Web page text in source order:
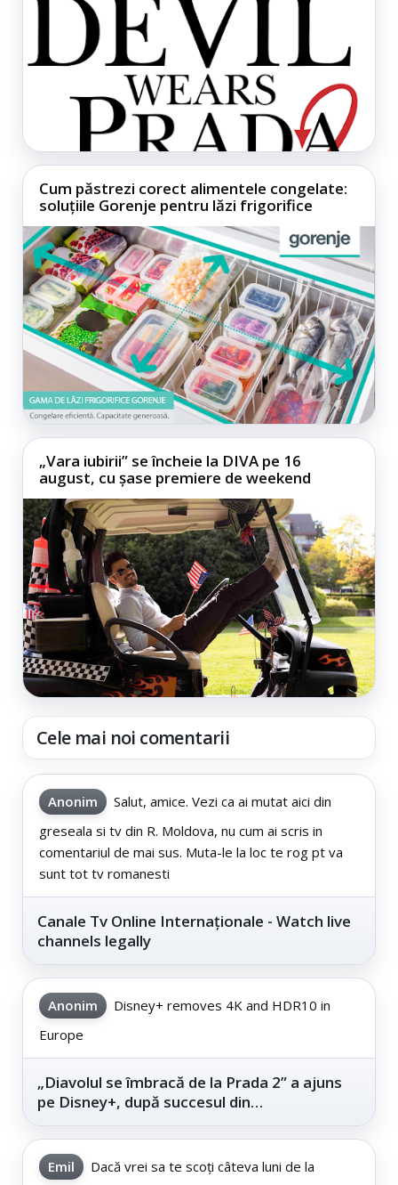
Cum păstrezi corect alimentele congelate:
soluțiile Gorenje pentru lăzi frigorifice
„Vara iubirii” se încheie la DIVA pe 16
august, cu șase premiere de weekend
Cele mai noi comentarii
Anonim
Salut, amice. Vezi ca ai mutat aici din
greseala si tv din R. Moldova, nu cum ai scris in
comentariul de mai sus. Muta-le la loc te rog pt va
sunt tot tv romanesti
Canale Tv Online Internaționale - Watch live
channels legally
Anonim
Disney+ removes 4K and HDR10 in
Europe
„Diavolul se îmbracă de la Prada 2” a ajuns
pe Disney+, după succesul din
Emil
Dacă vrei sa te scoți câteva luni de la